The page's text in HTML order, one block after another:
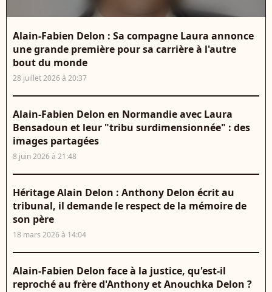
Alain-Fabien Delon : Sa compagne Laura annonce
une grande première pour sa carrière à l'autre
bout du monde
28 juillet 2026 à 20:37
Alain-Fabien Delon en Normandie avec Laura
Bensadoun et leur "tribu surdimensionnée" : des
images partagées
8 juin 2026 à 21:48
Héritage Alain Delon : Anthony Delon écrit au
tribunal, il demande le respect de la mémoire de
son père
18 mars 2026 à 14:04
Alain-Fabien Delon face à la justice, qu'est-il
reproché au frère d'Anthony et Anouchka Delon ?